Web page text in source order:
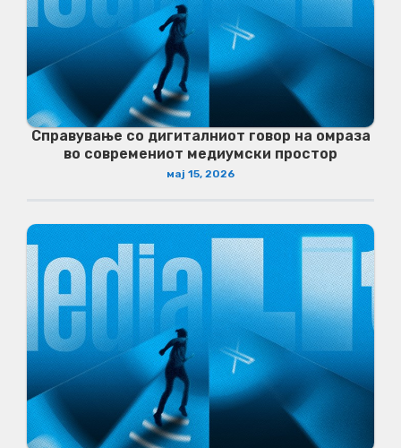
Справување со дигиталниот говор на омраза
во современиот медиумски простор
мај 15, 2026